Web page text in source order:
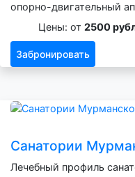
опорно-двигательный
Цены: от 2500
Забронировать
Санатории
Лечебный профиль